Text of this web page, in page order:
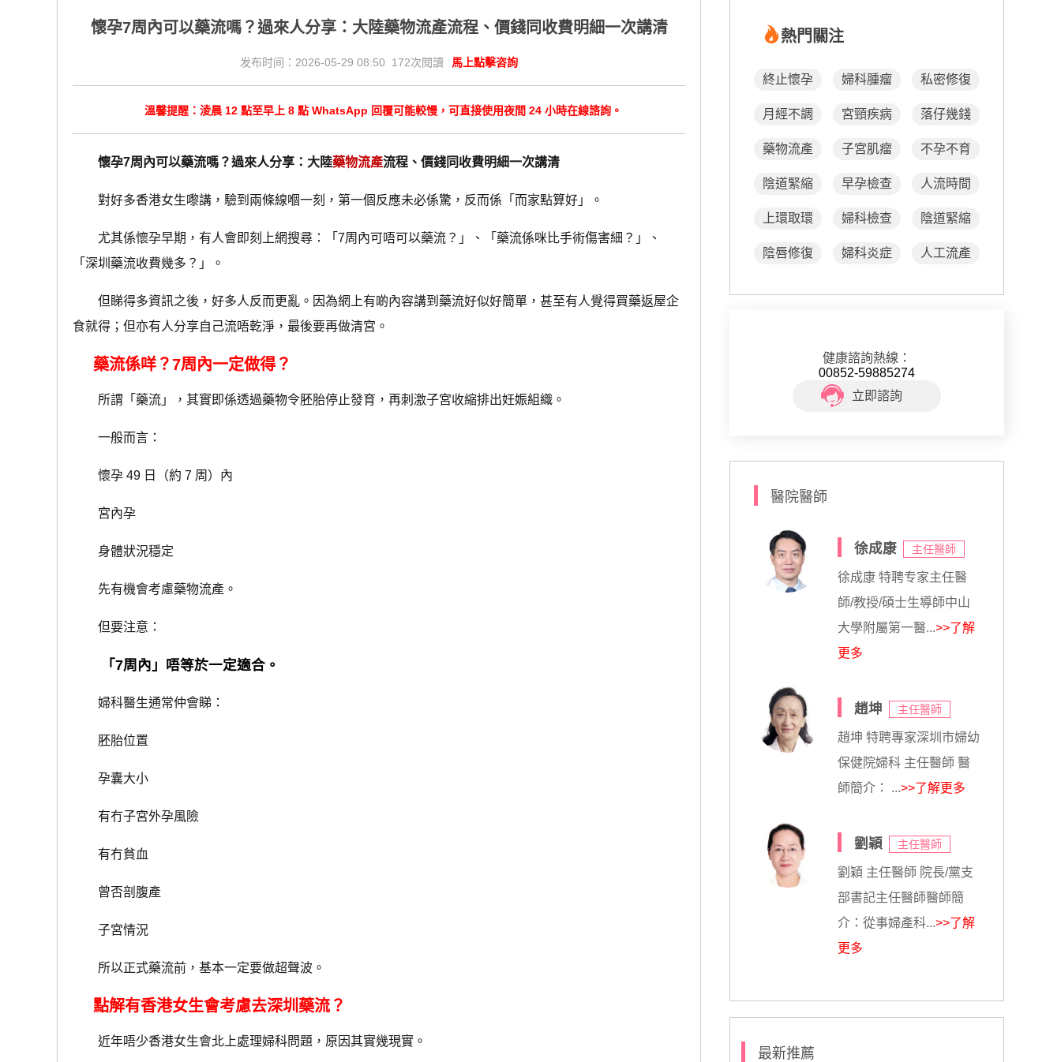
懷孕7周內可以藥流嗎？過來人分享：大陸藥物流產流程、價錢同收費明細一次講清
发布时间：2026-05-29 08:50 172次閱讀 馬上點擊咨詢
溫馨提醒：淩晨 12 點至早上 8 點 WhatsApp 回覆可能較慢，可直接使用夜間 24 小時在線諮詢。
懷孕7周內可以藥流嗎？過來人分享：大陸藥物流產流程、價錢同收費明細一次講清
對好多香港女生嚟講，驗到兩條線嗰一刻，第一個反應未必係驚，反而係「而家點算好」。
尤其係懷孕早期，有人會即刻上網搜尋：「7周內可唔可以藥流？」、「藥流係咪比手術傷害細？」、
「深圳藥流收費幾多？」。
但睇得多資訊之後，好多人反而更亂。因為網上有啲內容講到藥流好似好簡單，甚至有人覺得買藥返屋企
食就得；但亦有人分享自己流唔乾淨，最後要再做清宮。
藥流係咩？7周內一定做得？
所謂「藥流」，其實即係透過藥物令胚胎停止發育，再刺激子宮收縮排出妊娠組織。
一般而言：
懷孕 49 日（約 7 周）內
宮內孕
身體狀況穩定
先有機會考慮藥物流產。
但要注意：
「7周內」唔等於一定適合。
婦科醫生通常仲會睇：
胚胎位置
孕囊大小
有冇子宮外孕風險
有冇貧血
曾否剖腹產
子宮情況
所以正式藥流前，基本一定要做超聲波。
點解有香港女生會考慮去深圳藥流？
近年唔少香港女生會北上處理婦科問題，原因其實幾現實。
熱門關注
終止懷孕 婦科腫瘤 私密修復
月經不調 宮頸疾病 落仔幾錢
藥物流產 子宮肌瘤 不孕不育
陰道緊縮 早孕檢查 人流時間
上環取環 婦科檢查 陰道緊縮
陰唇修復 婦科炎症 人工流產
健康諮詢熱線：
00852-59885274
立即諮詢
醫院醫師
徐成康 主任醫師
徐成康 特聘专家主任醫
師/教授/碩士生導師中山
大學附屬第一醫...>>了解
更多
趙坤 主任醫師
趙坤 特聘專家深圳市婦幼
保健院婦科 主任醫師 醫
師簡介： ...>>了解更多
劉穎 主任醫師
劉穎 主任醫師 院長/黨支
部書記主任醫師醫師簡
介：從事婦產科...>>了解
更多
最新推薦